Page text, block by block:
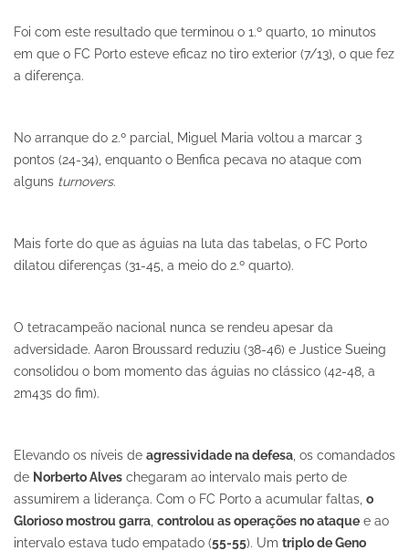
Foi com este resultado que terminou o 1.º quarto, 10 minutos
em que o FC Porto esteve eficaz no tiro exterior (7/13), o que fez
a diferença.
No arranque do 2.º parcial, Miguel Maria voltou a marcar 3
pontos (24-34), enquanto o Benfica pecava no ataque com
alguns turnovers.
Mais forte do que as águias na luta das tabelas, o FC Porto
dilatou diferenças (31-45, a meio do 2.º quarto).
O tetracampeão nacional nunca se rendeu apesar da
adversidade. Aaron Broussard reduziu (38-46) e Justice Sueing
consolidou o bom momento das águias no clássico (42-48, a
2m43s do fim).
Elevando os níveis de agressividade na defesa , os comandados
de Norberto Alves chegaram ao intervalo mais perto de
assumirem a liderança. Com o FC Porto a acumular faltas, o
Glorioso mostrou garra controlou as operações no ataque e ao
intervalo estava tudo empatado (55-55). Um triplo de Geno